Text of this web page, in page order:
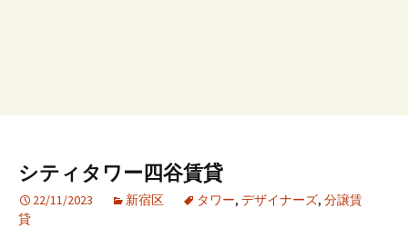
シティタワー四谷賃貸
22/11/2023 新宿区 タワー, デザイナーズ, 分譲賃
貸